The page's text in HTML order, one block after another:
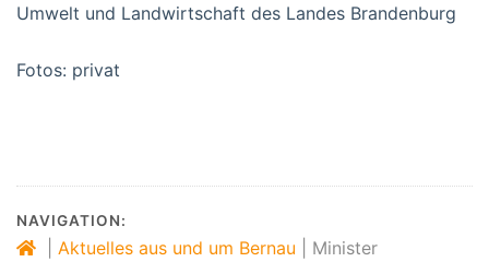
Umwelt und Landwirtschaft des Landes Brandenburg
Fotos: privat
NAVIGATION:
Aktuelles aus und um Bernau
Minister